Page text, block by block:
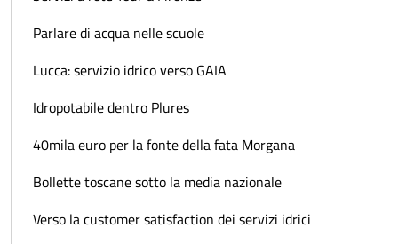
Parlare di acqua nelle scuole
Lucca: servizio idrico verso GAIA
Idropotabile dentro Plures
40mila euro per la fonte della fata Morgana
Bollette toscane sotto la media nazionale
Verso la customer satisfaction dei servizi idrici